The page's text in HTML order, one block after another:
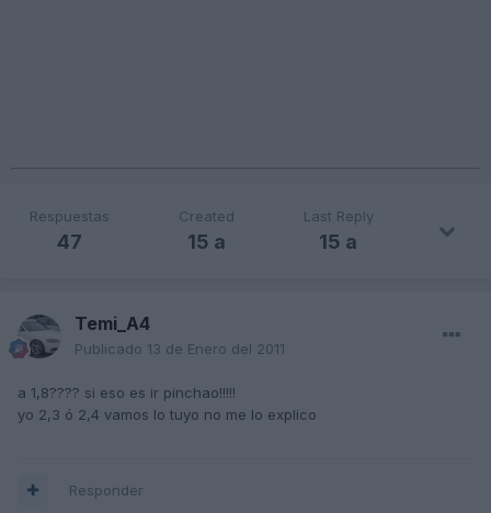
Respuestas
47
Created
15 a
Last Reply
15 a
Temi_A4
Publicado 13 de Enero del 2011
a 1,8???? si eso es ir pinchao!!!!!
yo 2,3 ó 2,4 vamos lo tuyo no me lo explico
Responder